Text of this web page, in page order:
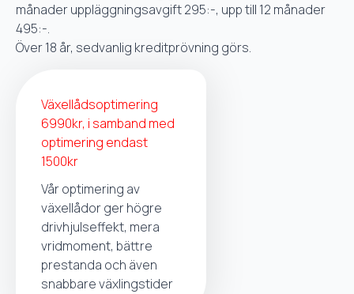
månader uppläggningsavgift 295:-, upp till 12 månader
495:-.
Över 18 år, sedvanlig kreditprövning görs.
Växellådsoptimering
6990kr, i samband med
optimering endast
1500kr
Vår optimering av
växellådor ger högre
drivhjulseffekt, mera
vridmoment, bättre
prestanda och även
snabbare växlingstider